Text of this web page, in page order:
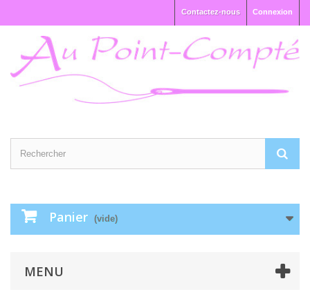
Connexion
Contactez-nous
Panier (vide)
MENU